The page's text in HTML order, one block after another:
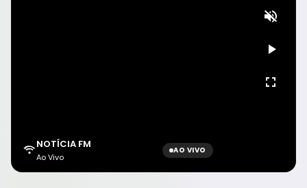
NOTÍCIA FM
Ao Vivo
AO VIVO